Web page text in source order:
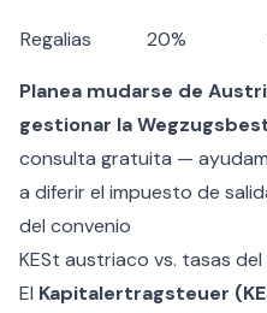
Regalias 20%
Planea mudarse de
gestionar la
consulta gratuita —
a diferir el impuesto de
del convenio
KESt austriaco vs. tasas
El Kapitalertragsteuer